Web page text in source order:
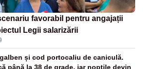
favorabil pentru angajații
Legii salarizării
și cod portocaliu de caniculă.
până la 38 de grade, iar nopțile devin